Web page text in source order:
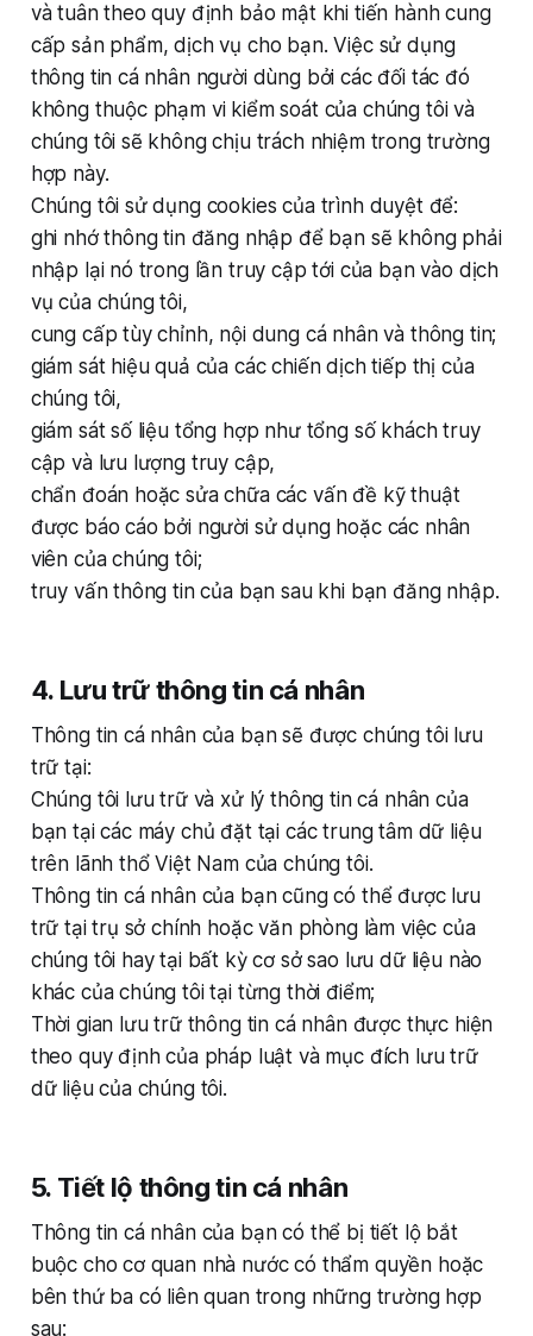
và tuân theo quy định bảo mật khi tiến hành cung
cấp sản phẩm, dịch vụ cho bạn. Việc sử dụng
thông tin cá nhân người dùng bởi các đối tác đó
không thuộc phạm vi kiểm soát của chúng tôi và
chúng tôi sẽ không chịu trách nhiệm trong trường
hợp này.
Chúng tôi sử dụng cookies của trình duyệt để:
ghi nhớ thông tin đăng nhập để bạn sẽ không phải
nhập lại nó trong lần truy cập tới của bạn vào dịch
vụ của chúng tôi,
cung cấp tùy chỉnh, nội dung cá nhân và thông tin;
giám sát hiệu quả của các chiến dịch tiếp thị của
chúng tôi,
giám sát số liệu tổng hợp như tổng số khách truy
cập và lưu lượng truy cập,
chẩn đoán hoặc sửa chữa các vấn đề kỹ thuật
được báo cáo bởi người sử dụng hoặc các nhân
viên của chúng tôi;
truy vấn thông tin của bạn sau khi bạn đăng nhập.
4. Lưu trữ thông tin cá nhân
Thông tin cá nhân của bạn sẽ được chúng tôi lưu
trữ tại:
Chúng tôi lưu trữ và xử lý thông tin cá nhân của
bạn tại các máy chủ đặt tại các trung tâm dữ liệu
trên lãnh thổ Việt Nam của chúng tôi.
Thông tin cá nhân của bạn cũng có thể được lưu
trữ tại trụ sở chính hoặc văn phòng làm việc của
chúng tôi hay tại bất kỳ cơ sở sao lưu dữ liệu nào
khác của chúng tôi tại từng thời điểm;
Thời gian lưu trữ thông tin cá nhân được thực hiện
theo quy định của pháp luật và mục đích lưu trữ
dữ liệu của chúng tôi.
5. Tiết lộ thông tin cá nhân
Thông tin cá nhân của bạn có thể bị tiết lộ bắt
buộc cho cơ quan nhà nước có thẩm quyền hoặc
bên thứ ba có liên quan trong những trường hợp
sau: